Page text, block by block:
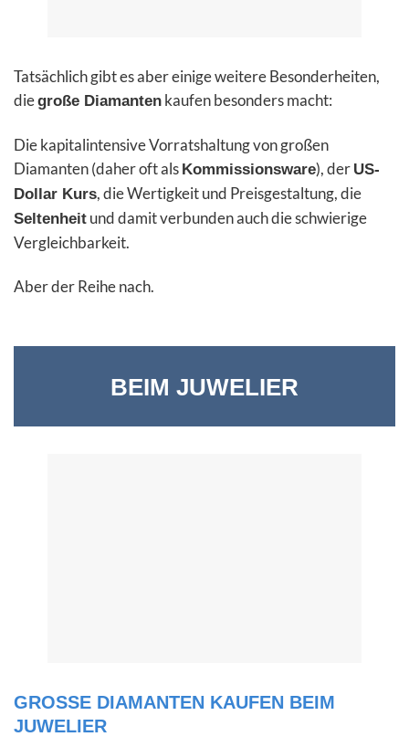
Tatsächlich gibt es aber einige weitere Besonderheiten,
diegroße Diamanten kaufen besonders macht:
Die kapitalintensive Vorratshaltung von großen
Diamanten (daher oft als Kommissionsware), der US-
Dollar Kurs, die Wertigkeit und Preisgestaltung, die
Seltenheit und damit verbunden auch die schwierige
Vergleichbarkeit.
Aber der Reihe nach.
BEIM JUWELIER
GROSSE DIAMANTEN KAUFEN BEIM
JUWELIER